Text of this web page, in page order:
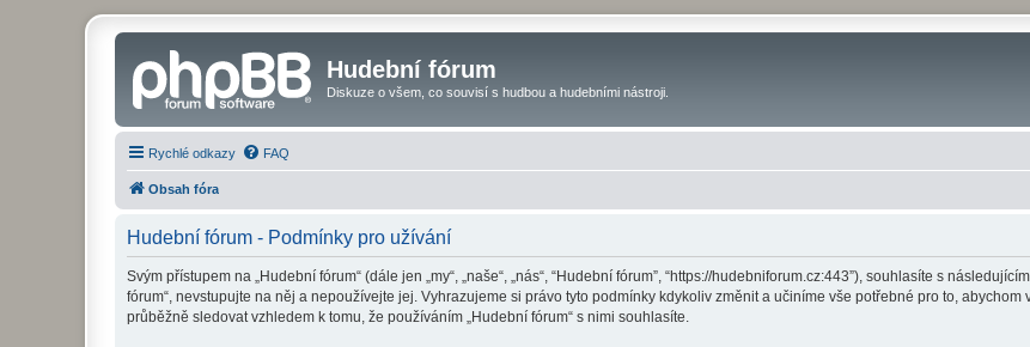
Hudební fórum
Diskuze o všem, co souvisí s hudbou a hudebními nástroji.
Rychlé odkazy FAQ
Obsah fóra
Hudební fórum - Podmínky pro užívání
Svým přístupem na „Hudební fórum“ (dále jen „my“, „naše“, „nás“, “Hudební fórum”, “https://hudebniforum.cz:443”), souhlasíte s
fórum“, nevstupujte na něj a nepoužívejte jej. Vyhrazujeme si právo tyto podmínky kdykoliv změnit a učiníme vše potřebné pro to,
průběžně sledovat vzhledem k tomu, že používáním „Hudební fórum“ s nimi souhlasíte.